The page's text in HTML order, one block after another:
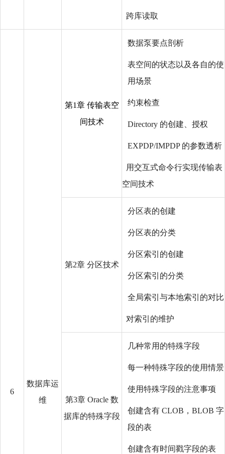
跨库读取
6
数据库运
维
第1章 传输表空
间技术
数据泵要点剖析
表空间的状态以及各自的使
用场景
约束检查
Directory 的创建、授权
EXPDP/IMPDP 的参数透析
用交互式命令行实现传输表
空间技术
第2章 分区技术
分区表的创建
分区表的分类
分区索引的创建
分区索引的分类
全局索引与本地索引的对比
对索引的维护
第3章 Oracle 数
据库的特殊字段
几种常用的特殊字段
每一种特殊字段的使用情景
使用特殊字段的注意事项
创建含有 CLOB，BLOB 字
段的表
创建含有时间戳字段的表